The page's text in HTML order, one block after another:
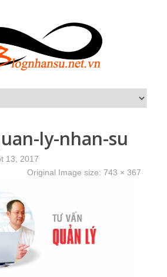
ly-nhan-su
13, 2017
Original Image size: 743 × 367